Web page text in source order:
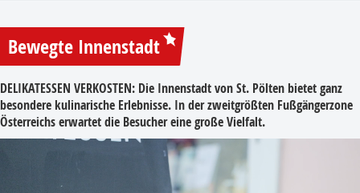
Bewegte Innenstadt
DELIKATESSEN VERKOSTEN: Die Innenstadt von St. Pölten bietet ganz
besondere kulinarische Erlebnisse. In der zweitgrößten Fußgängerzone
Österreichs erwartet die Besucher eine große Vielfalt.